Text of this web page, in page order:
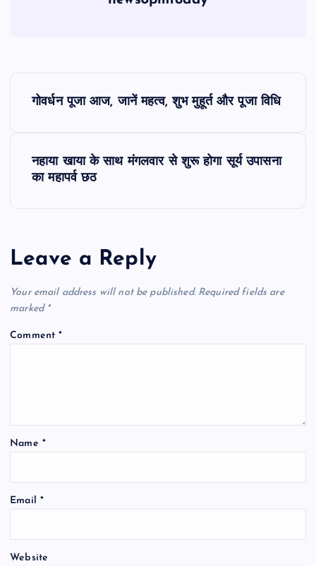
a
v
i
t
o
गोवर्धन पूजा आज, जानें महत्व, शुभ मुहूर्त और पूजा विधि
नहाया खाया के साथ मंगलवार से शुरू होगा सूर्य उपासना
का महापर्व छठ
Leave a Reply
Your email address will not be published. Required fields are
marked *
Comment*
Name *
Email *
Website